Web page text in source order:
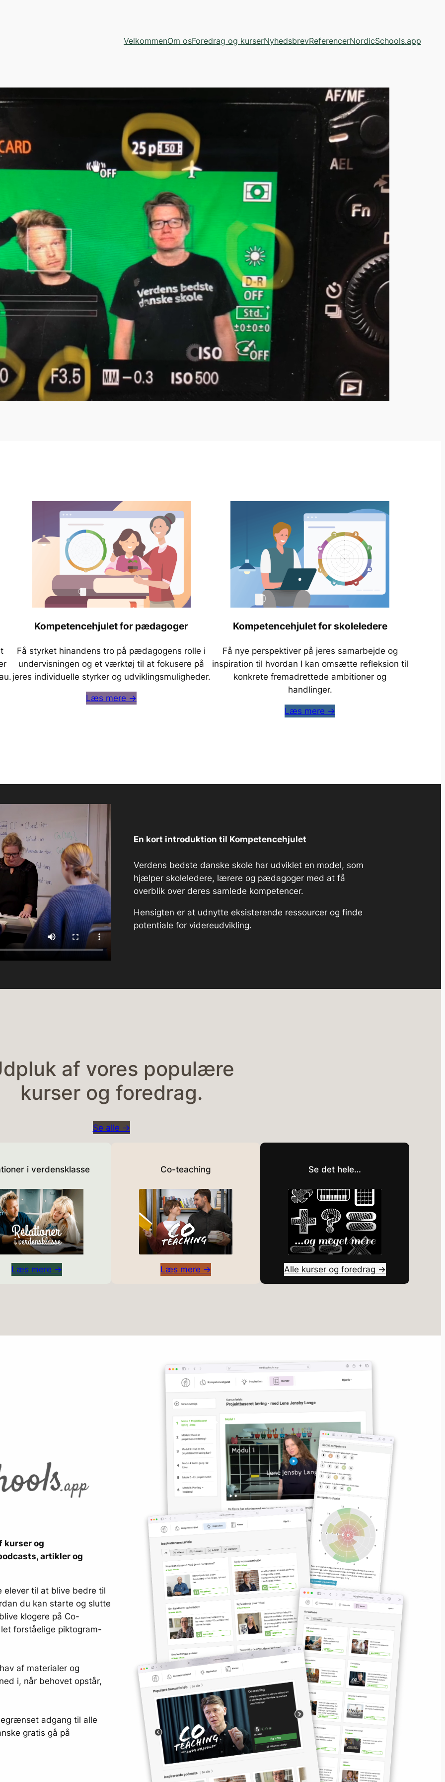
VelkommenOm osForedrag og kurserNyhedsbrevReferencerNordicSchools.app
Kompetencehjulet for pædagoger
Få styrket hinandens tro på pædagogens rolle i
undervisningen og et værktøj til at fokusere på
jeres individuelle styrker og udviklingsmuligheder.
Læs mere →
Kompetencehjulet for skoleledere
Få nye perspektiver på jeres samarbejde og
inspiration til hvordan I kan omsætte refleksion til
konkrete fremadrettede ambitioner og
handlinger.
Læs mere →
En kort introduktion til Kompetencehjulet
Verdens bedste danske skole har udviklet en model, som
hjælper skoleledere, lærere og pædagoger med at få
overblik over deres samlede kompetencer.
Hensigten er at udnytte eksisterende ressourcer og finde
potentiale for videreudvikling.
af vores populære
kurser og foredrag.
Se alle →
i verdensklasse
Læs mere →
Co-teaching
Læs mere →
Se det hele…
Alle kurser og foredrag →
kurser og
artikler og
elever til at blive bedre til
du kan starte og slutte
klogere på Co-
forståelige piktogram-
af materialer og
i, når behovet opstår,
adgang til alle
gratis gå på